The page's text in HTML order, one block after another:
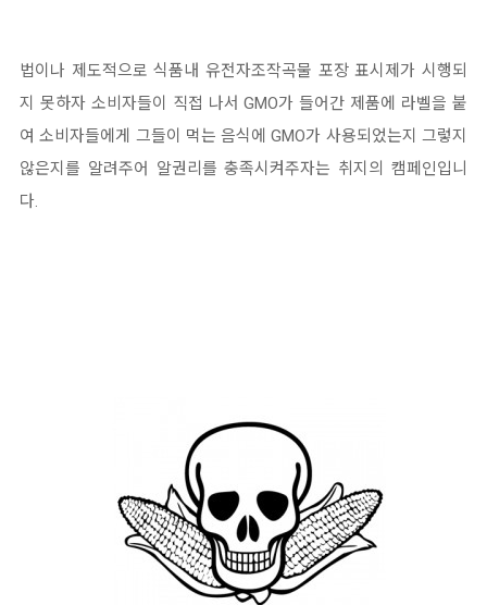
법이나 제도적으로 식품내 유전자조작곡물 포장 표시제가 시행되
지 못하자 소비자들이 직접 나서 GMO가 들어간 제품에 라벨을 붙
여 소비자들에게 그들이 먹는 음식에 GMO가 사용되었는지 그렇지
않은지를 알려주어 알권리를 충족시켜주자는 취지의 캠페인입니
다.